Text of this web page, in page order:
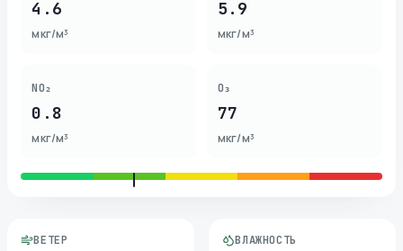
4.6
мкг/м³
5.9
мкг/м³
NO₂
0.8
мкг/м³
O₃
77
мкг/м³
ВЕТЕР ВЛАЖНОСТЬ